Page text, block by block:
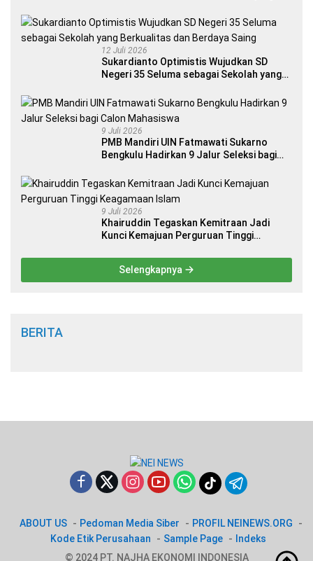
12 Juli 2026
Sukardianto Optimistis Wujudkan SD
Negeri 35 Seluma sebagai Sekolah yang
9 Juli 2026
PMB Mandiri UIN Fatmawati Sukarno
Bengkulu Hadirkan 9 Jalur Seleksi bagi
9 Juli 2026
Khairuddin Tegaskan Kemitraan Jadi
Kunci Kemajuan Perguruan Tinggi
Selengkapnya
BERITA
ABOUT US Pedoman Media Siber
PROFIL NEINEWS.ORG
Kode Etik Perusahaan
Sample Page
Indeks
© 2024 PT. NAJHA EKONOMI INDONESIA